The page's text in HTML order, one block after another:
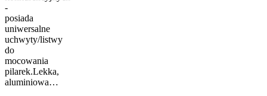
-
posiada
uniwersalne
uchwyty/listwy
do
mocowania
pilarek.Lekka,
aluminiowa…